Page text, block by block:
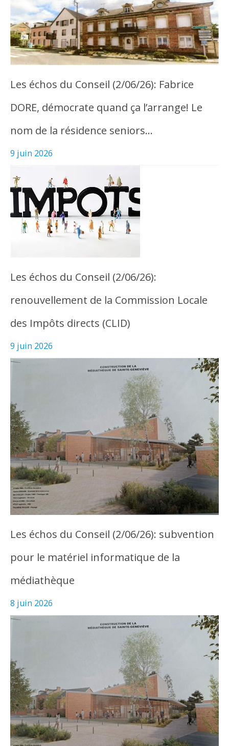
Les échos du Conseil (2/06/26): Fabrice
DORE, démocrate quand ça l’arrange! Le
nom de la résidence seniors…
9 juin 2026
Les échos du Conseil (2/06/26):
renouvellement de la Commission Locale
des Impôts directs (CLID)
9 juin 2026
Les échos du Conseil (2/06/26): subvention
pour le matériel informatique de la
médiathèque
8 juin 2026